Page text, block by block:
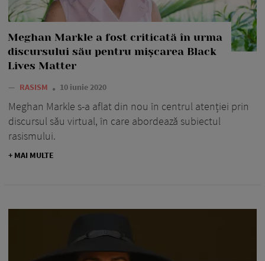
Meghan Markle a fost criticată în urma
discursului său pentru mișcarea Black
Lives Matter
— RASISM 10 iunie 2020
Meghan Markle s-a aflat din nou în centrul atenției prin
discursul său virtual, în care abordează subiectul
rasismului.
+ MAI MULTE